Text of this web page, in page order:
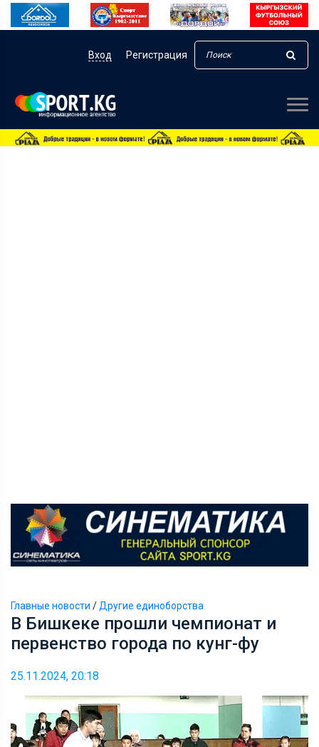
Вход Регистрация
Главные новости / Другие единоборства
В Бишкеке прошли чемпионат и
первенство города по кунг-фу
25.11.2024, 20:18